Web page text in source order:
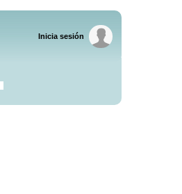
Inicia sesión